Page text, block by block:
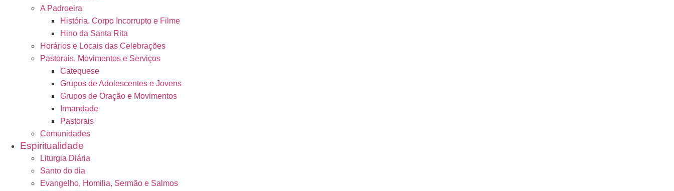
A Padroeira
História, Corpo Incorrupto e Filme
Hino da Santa Rita
Horários e Locais das Celebrações
Pastorais, Movimentos e Serviços
Catequese
Grupos de Adolescentes e Jovens
Grupos de Oração e Movimentos
Irmandade
Pastorais
Comunidades
Espiritualidade
Liturgia Diária
Santo do dia
Evangelho, Homilia, Sermão e Salmos